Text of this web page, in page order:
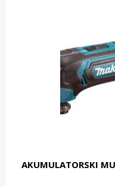
AKUMULATORSKI